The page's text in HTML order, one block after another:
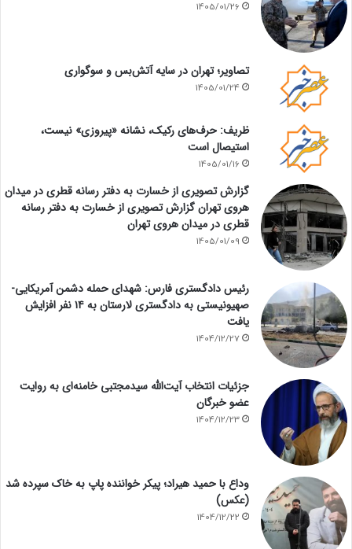
1405/01/26
تصاویر؛ تهران در سایه آتش‌بس و سوگواری
1405/01/24
ظریف: حرف‌های رکیک، نشانه «پیروزی» نیست،
استیصال است
1405/01/16
گزارش تصویری از خسارت به دفتر رسانه قطری در میدان
هروی تهران گزارش تصویری از خسارت به دفتر رسانه
قطری در میدان هروی تهران
1405/01/09
رئیس دادگستری فارس: شهدای حمله دشمن آمریکایی-
صهیونیستی به دادگستری لارستان به ۱۴ نفر افزایش
یافت
1404/12/27
جزئیات انتخاب آیت‌الله سیدمجتبی خامنه‌ای به روایت
عضو خبرگان
1404/12/23
وداع با حمید هیراد؛ پیکر خواننده پاپ به خاک سپرده شد
(عکس)
1404/12/22